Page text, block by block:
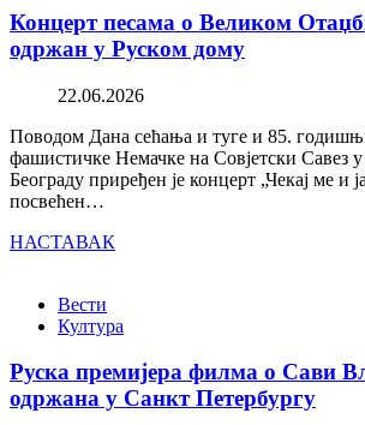
Концерт песама о Великом
одржан у Руском дому
22.06.2026
Поводом Дана сећања и туге и 85.
фашистичке Немачке на Совјетски Савез
Београду приређен је концерт „Чекај ме и
посвећен…
НАСТАВАК
Вести
Култура
Руска премијера филма о Сави
одржана у Санкт Петербургу